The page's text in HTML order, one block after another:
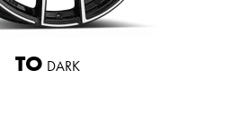
TO DARK